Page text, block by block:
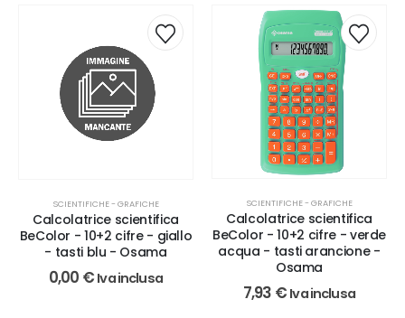
SCIENTIFICHE - GRAFICHE
Calcolatrice scientifica
BeColor - 10+2 cifre - giallo
- tasti blu - Osama
0,00 € Iva inclusa
SCIENTIFICHE - GRAFICHE
Calcolatrice scientifica
BeColor - 10+2 cifre - verde
acqua - tasti arancione -
Osama
7,93 € Iva inclusa